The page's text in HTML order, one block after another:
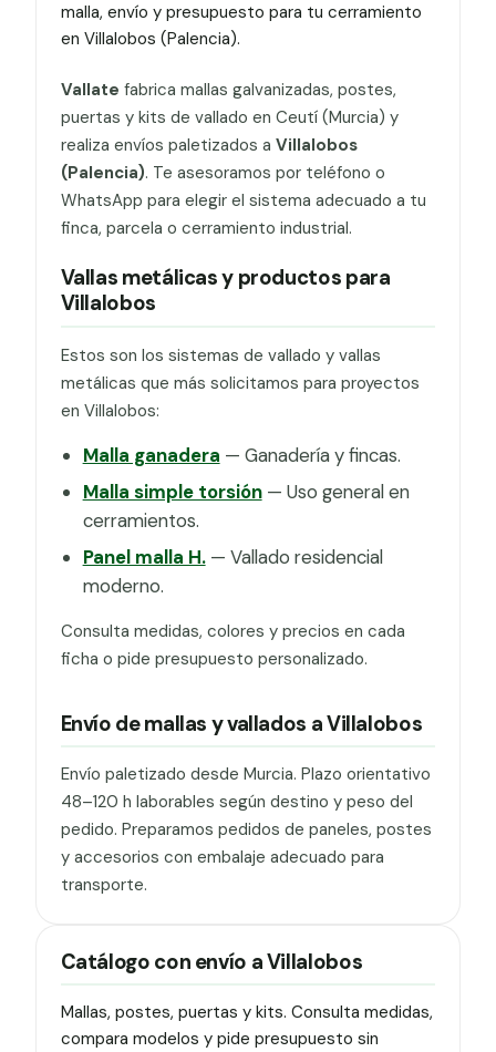
malla, envío y presupuesto para tu cerramiento
en Villalobos (Palencia).
Vallate fabrica mallas galvanizadas, postes,
puertas y kits de vallado en Ceutí (Murcia) y
realiza envíos paletizados a Villalobos
(Palencia). Te asesoramos por teléfono o
WhatsApp para elegir el sistema adecuado a tu
finca, parcela o cerramiento industrial.
Vallas metálicas y productos para
Villalobos
Estos son los sistemas de vallado y vallas
metálicas que más solicitamos para proyectos
en Villalobos:
Malla ganadera — Ganadería y fincas.
Malla simple torsión— Uso general en
cerramientos.
Panel malla H.— Vallado residencial
moderno.
Consulta medidas, colores y precios en cada
ficha o pide presupuesto personalizado.
Envío de mallas y vallados a Villalobos
Envío paletizado desde Murcia. Plazo orientativo
48–120 h laborables según destino y peso del
pedido. Preparamos pedidos de paneles, postes
y accesorios con embalaje adecuado para
transporte.
Catálogo con envío a Villalobos
Mallas, postes, puertas y kits. Consulta medidas,
compara modelos y pide presupuesto sin